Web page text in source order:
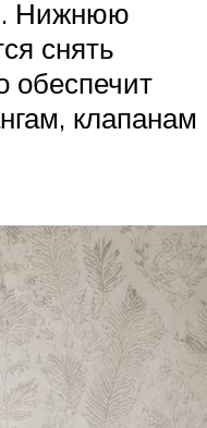
Нижнюю
снять
обеспечит
клапанам